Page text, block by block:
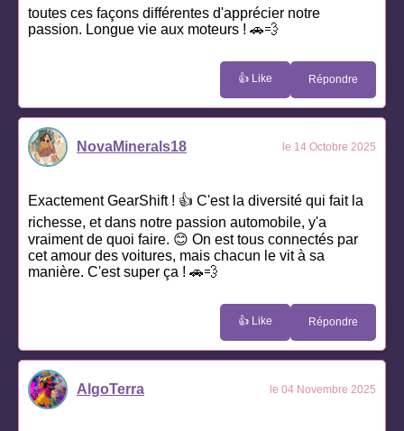
toutes ces façons différentes d'apprécier notre
passion. Longue vie aux moteurs ! 🚗💨
👍 Like Répondre
NovaMinerals18 le 14 Octobre 2025
Exactement GearShift ! 👍 C'est la diversité qui fait la
richesse, et dans notre passion automobile, y'a
vraiment de quoi faire. 😊 On est tous connectés par
cet amour des voitures, mais chacun le vit à sa
manière. C'est super ça ! 🚗💨
👍 Like Répondre
AlgoTerra le 04 Novembre 2025